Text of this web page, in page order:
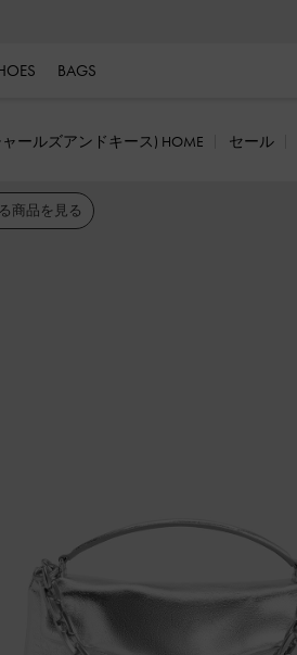
BAGS
ャールズアンドキース) HOME セール
商品を見る